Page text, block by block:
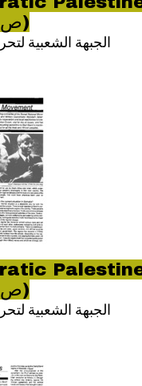
11 (ص 24)
الجبهة الشعبية
11 (ص 20)
الجبهة الشعبية